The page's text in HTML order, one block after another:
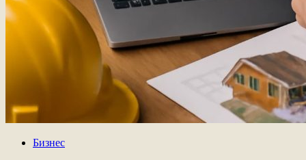
Бизнес